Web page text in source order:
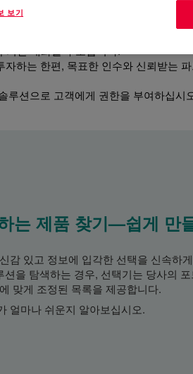
록 돕고 있습니다.
니다:
반 대화를 주도합니다.
하는 한편, 목표한 인수와 신뢰받는
루션으로 고객에게 권한을 부여하십시
는 제품 찾기—쉽게 만
감 있고 정보에 입각한 선택을 신속하
을 탐색하는 경우, 선택기는 당사의
맞게 조정된 목록을 제공합니다.
얼마나 쉬운지 알아보십시오.
보기